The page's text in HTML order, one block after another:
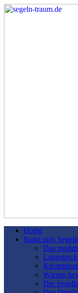
Home
Rund ums Segeln
Das
Warum
Die